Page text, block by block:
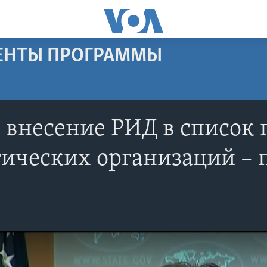
ПРОГРАММЫ
РИД в список
организаций